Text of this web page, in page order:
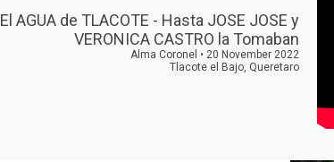
El AGUA de TLACOTE - Hasta JOSE JOSE y
VERONICA CASTRO la Tomaban
Alma Coronel • 20 November 2022
Tlacote el Bajo, Queretaro